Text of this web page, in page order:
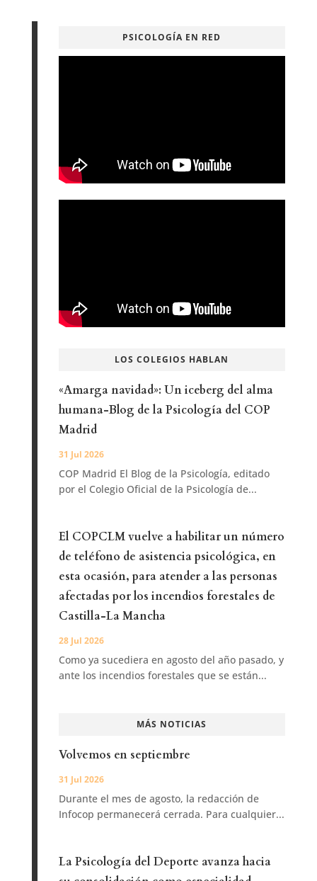
PSICOLOGÍA EN RED
LOS COLEGIOS HABLAN
«Amarga navidad»: Un iceberg del alma
humana-Blog de la Psicología del COP
Madrid
31 Jul 2026
COP Madrid El Blog de la Psicología, editado
por el Colegio Oficial de la Psicología de...
El COPCLM vuelve a habilitar un número
de teléfono de asistencia psicológica, en
esta ocasión, para atender a las personas
afectadas por los incendios forestales de
Castilla-La Mancha
28 Jul 2026
Como ya sucediera en agosto del año pasado, y
ante los incendios forestales que se están...
MÁS NOTICIAS
Volvemos en septiembre
31 Jul 2026
Durante el mes de agosto, la redacción de
Infocop permanecerá cerrada. Para cualquier...
La Psicología del Deporte avanza hacia